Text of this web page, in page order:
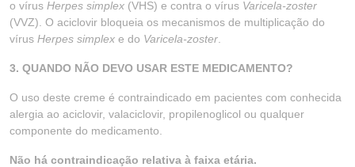
o vírus Herpes simplex (VHS) e contra o vírus Varicela-zoster
(VVZ). O aciclovir bloqueia os mecanismos de multiplicação do
vírus Herpes simplex e do Varicela-zoster
3. QUANDO NÃO DEVO USAR ESTE MEDICAMENTO?
O uso deste creme é contraindicado em pacientes com conhecida
alergia ao aciclovir, valaciclovir, propilenoglicol ou qualquer
componente do medicamento.
Não há contraindicação relativa à faixa etária.